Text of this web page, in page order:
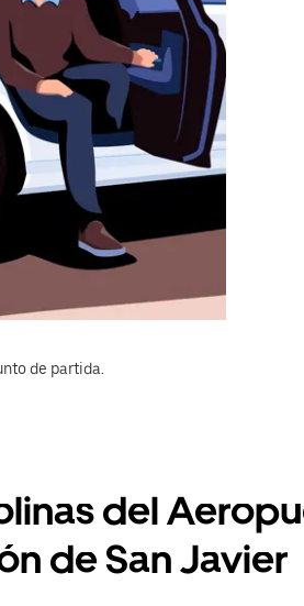
de partida.
del
de San Javier